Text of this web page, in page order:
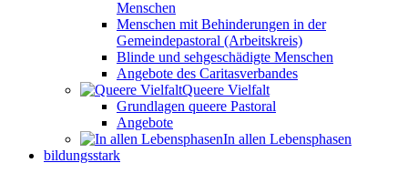
Menschen
Menschen mit Behinderungen in der
Gemeindepastoral (Arbeitskreis)
Blinde und sehgeschädigte Menschen
Angebote des Caritasverbandes
Queere Vielfalt
Grundlagen queere Pastoral
Angebote
In allen Lebensphasen
bildungsstark